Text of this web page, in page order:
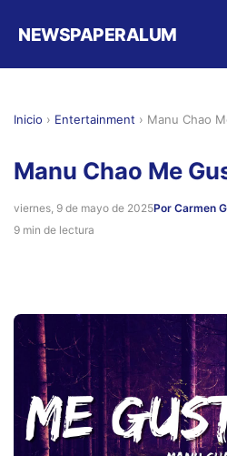
NEWSPAPERALUM
Inicio › Entertainment › Manu Chao
Manu Chao Me
viernes, 9 de mayo de 2025Por Carmen
9 min de lectura